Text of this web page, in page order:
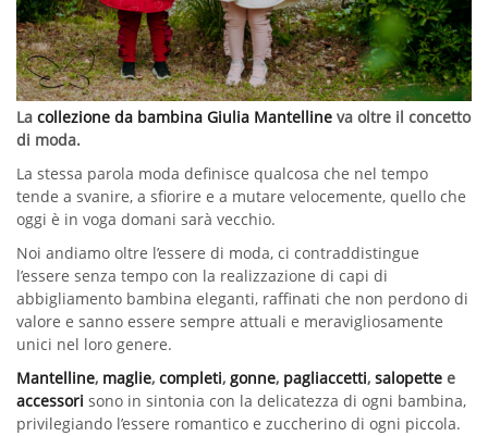
La collezione da bambina Giulia Mantelline va oltre il concetto
di moda.
La stessa parola moda definisce qualcosa che nel tempo
tende a svanire, a sfiorire e a mutare velocemente, quello che
oggi è in voga domani sarà vecchio.
Noi andiamo oltre l’essere di moda, ci contraddistingue
l’essere senza tempo con la realizzazione di capi di
abbigliamento bambina eleganti, raffinati che non perdono di
valore e sanno essere sempre attuali e meravigliosamente
unici nel loro genere.
Mantelline, maglie, completi, gonne, pagliaccetti, salopette e
accessori sono in sintonia con la delicatezza di ogni bambina,
privilegiando l’essere romantico e zuccherino di ogni piccola.